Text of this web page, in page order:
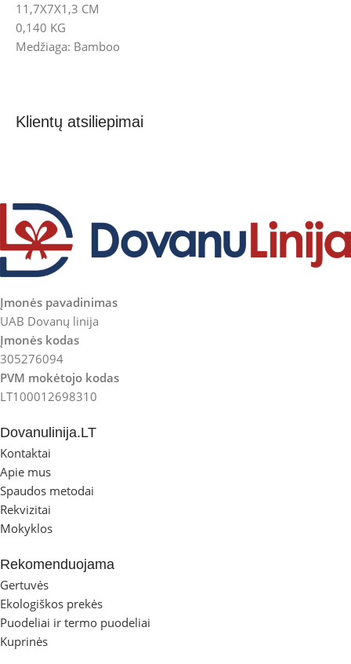
11,7X7X1,3 CM
0,140 KG
Medžiaga: Bamboo
Klientų atsiliepimai
Įmonės pavadinimas
UAB Dovanų linija
Įmonės kodas
305276094
PVM mokėtojo kodas
LT100012698310
Dovanulinija.LT
Kontaktai
Apie mus
Spaudos metodai
Rekvizitai
Mokyklos
Rekomenduojama
Gertuvės
Ekologiškos prekės
Puodeliai ir termo puodeliai
Kuprinės